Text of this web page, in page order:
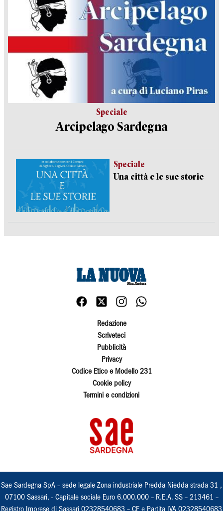
Speciale
Arcipelago Sardegna
Speciale
Una città e le sue storie
Redazione
Scriveteci
Pubblicità
Privacy
Codice Etico e Modello 231
Cookie policy
Termini e condizioni
Sae Sardegna SpA – sede legale Zona industriale Predda Niedda strada 31 ,
07100 Sassari, - Capitale sociale Euro 6.000.000 – R.E.A. SS – 213461 –
Registro Imprese di Sassari 02328540683 – CF e Partita IVA 02328540683